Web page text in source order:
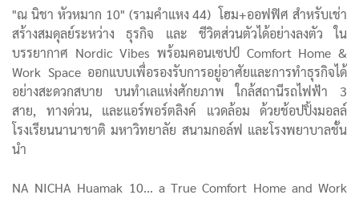
"ณ นิชา หัวหมาก 10" (รามคำแหง 44) โฮม+ออฟฟิศ สำหรับเช่า
สร้างสมดุลย์ระหว่าง ธุรกิจ และ ชีวิตส่วนตัวได้อย่างลงตัว ใน
บรรยากาศ Nordic Vibes พร้อมคอนเซปป์ Comfort Home &
Work Space ออกแบบเพื่อรองรับการอยู่อาศัยและการทำธุรกิจได้
อย่างสะดวกสบาย บนทำเลแห่งศักยภาพ ใกล้สถานีรถไฟฟ้า 3
สาย, ทางด่วน, และแอร์พอร์ตลิงค์ แวดล้อม ด้วยช้อปปิ้งมอลล์
โรงเรียนนานาชาติ มหาวิทยาลัย สนามกอล์ฟ และโรงพยาบาลชั้น
นำ
NA NICHA Huamak 10... a True Comfort Home and Work